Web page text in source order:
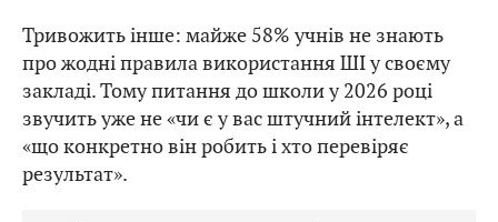
Тривожить інше: майже 58% учнів не знають
про жодні правила використання ШІ у своєму
закладі. Тому питання до школи у 2026 році
звучить уже не «чи є у вас штучний інтелект», а
«що конкретно він робить і хто перевіряє
результат».